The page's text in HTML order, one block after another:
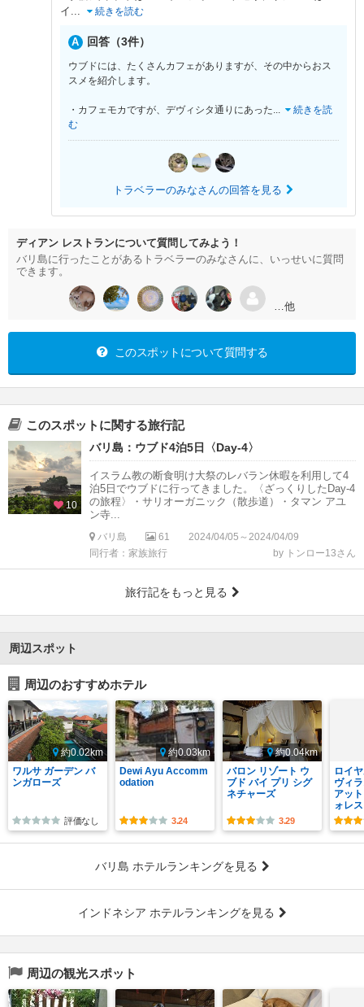
イ
続きを読む
回答（3件）
ウブドには、たくさんカフェがありますが、その中からおス
スメを紹介します。
・カフェモカですが、デヴィシタ通りにあった
続きを読
む
トラベラーのみなさんの回答を見る
ディアン レストランについて質問してみよう！
バリ島に行ったことがあるトラベラーのみなさんに、いっせいに質問
できます。
…他
このスポットについて質問する
このスポットに関する旅行記
10
バリ島：ウブド4泊5日〈Day-4〉
イスラム教の断食明け大祭のレバラン休暇を利用して4
泊5日でウブドに行ってきました。〈ざっくりしたDay-4
の旅程〉・サリオーガニック（散歩道）・タマン アユ
ン寺...
バリ島 61
2024/04/05～2024/04/09
同行者：家族旅行
by トンロー13さん
旅行記をもっと見る
周辺スポット
周辺のおすすめホテル
約0.02km
ワルサ ガーデン バ
ンガローズ
評価なし
約0.03km
Dewi Ayu Accomm
odation
3.24
約0.04km
バロン リゾート ウ
ブド バイ プリ シグ
ネチャーズ
3.29
ロイ
ヴィ
アッ
ォレ
バリ島 ホテルランキングを見る
インドネシア ホテルランキングを見る
周辺の観光スポット